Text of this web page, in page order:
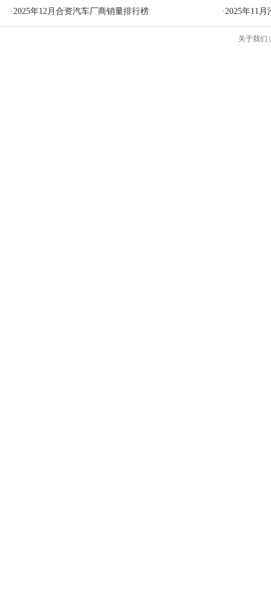
·2025年12月合资汽车厂商销量排行榜 ·2025年11
关于我们